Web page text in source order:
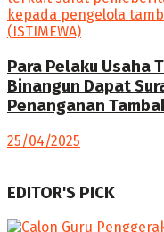
Para Pelaku Usaha
Binangun Dapat
Penanganan
25/04/2025
EDITOR'S PICK